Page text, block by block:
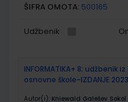
ŠIFRA OMOTA: 500165
Udžbenik
INFORMATIKA+ 8; udžbenik
osnovne škole-IZDANJE
Autor(i): Kniewald Galešev